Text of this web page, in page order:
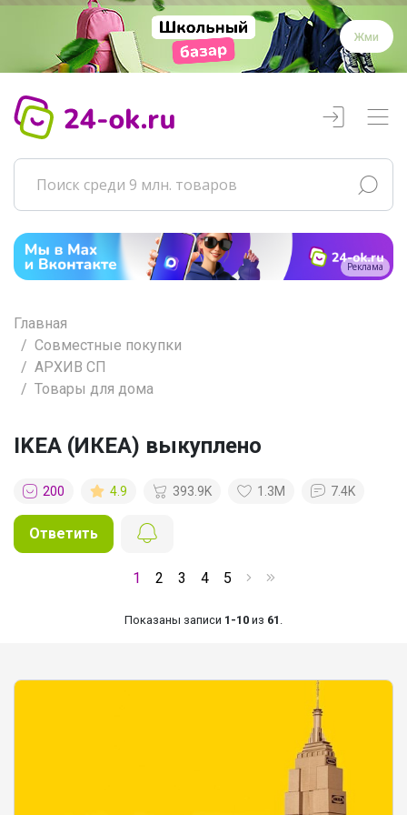
Жми
Реклама
Главная
Совместные покупки
АРХИВ СП
Товары для дома
IKEA (ИКЕА) выкуплено
200 4.9 393.9K 1.3M 7.4K
Ответить
1 2 3 4 5
Показаны записи 1-10 из 61
Новые предложения каждые 5 минут
первой примерки
Термофутболка детская без боковых
швов с микрочесом всего за 219 рублей